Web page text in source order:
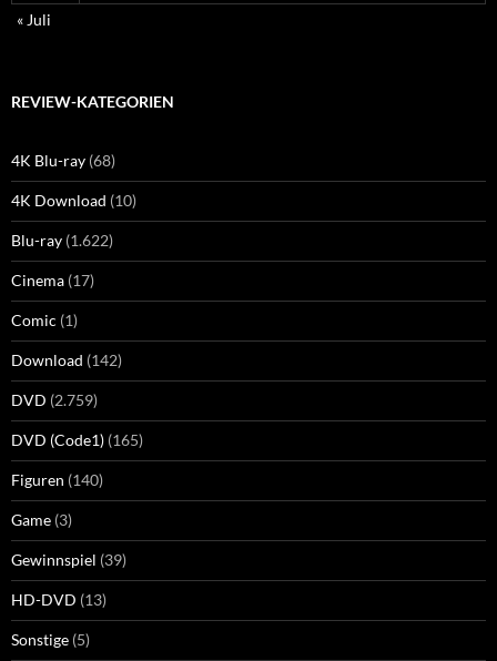
« Juli
REVIEW-KATEGORIEN
4K Blu-ray (68)
4K Download (10)
Blu-ray (1.622)
Cinema (17)
Comic (1)
Download (142)
DVD (2.759)
DVD (Code1) (165)
Figuren (140)
Game (3)
Gewinnspiel (39)
HD-DVD (13)
Sonstige (5)